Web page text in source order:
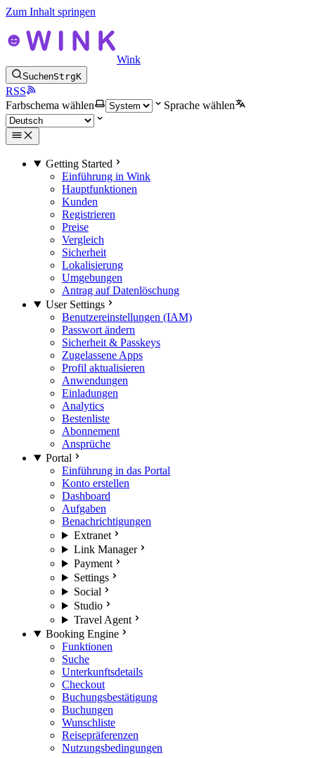
Zum Inhalt springen
Wink
SuchenStrgK
RSS
Farbschema wählen
Sprache wählen
Getting Started
Einführung in Wink
Hauptfunktionen
Kunden
Registrieren
Preise
Vergleich
Sicherheit
Lokalisierung
Umgebungen
Antrag auf Datenlöschung
User Settings
Benutzereinstellungen (IAM)
Passwort ändern
Sicherheit & Passkeys
Zugelassene Apps
Profil aktualisieren
Anwendungen
Einladungen
Analytics
Bestenliste
Abonnement
Ansprüche
Portal
Einführung in das Portal
Konto erstellen
Dashboard
Aufgaben
Benachrichtigungen
Extranet
Link Manager
Payment
Settings
Social
Studio
Travel Agent
Booking Engine
Funktionen
Suche
Unterkunftsdetails
Checkout
Buchungsbestätigung
Buchungen
Wunschliste
Reisepräferenzen
Nutzungsbedingungen